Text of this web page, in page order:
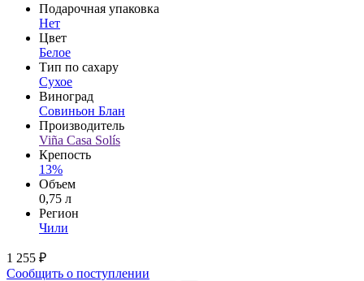
Подарочная упаковка
Нет
Цвет
Белое
Тип по сахару
Сухое
Виноград
Совиньон Блан
Производитель
Viña Casa Solís
Крепость
13%
Объем
0,75 л
Регион
Чили
1 255 ₽
Сообщить о поступлении